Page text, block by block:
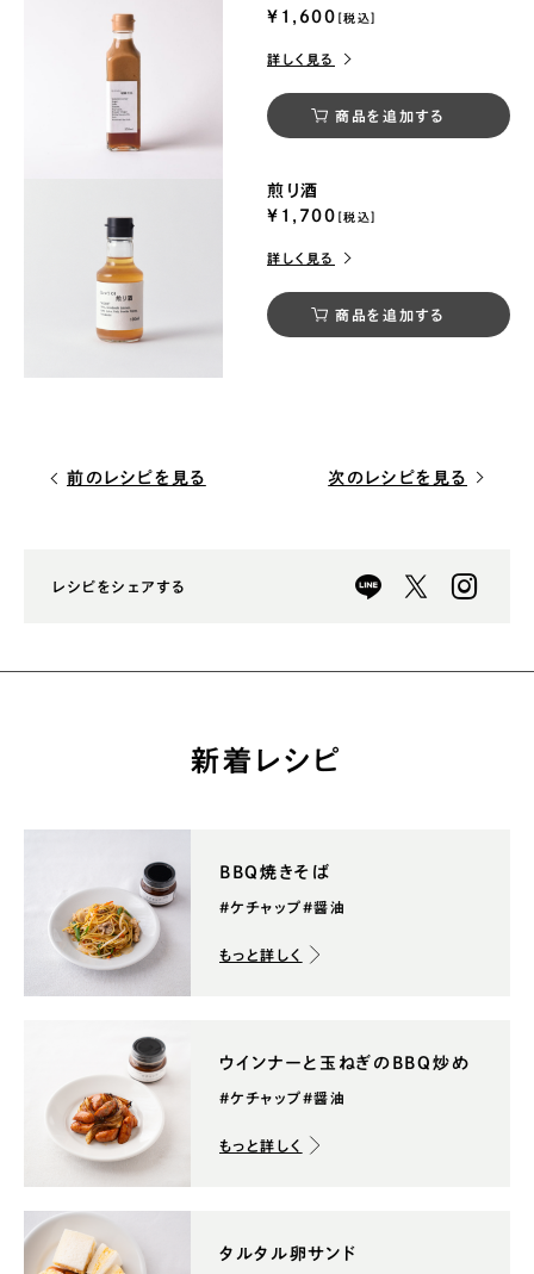
¥1,600 [税込]
詳しく見る
商品を追加する
煎り酒
¥1,700 [税込]
詳しく見る
商品を追加する
前のレシピを見る 次のレシピを見る
レシピをシェアする
新着レシピ
BBQ焼きそば
#ケチャップ#醤油
もっと詳しく
ウインナーと玉ねぎのBBQ炒め
#ケチャップ#醤油
もっと詳しく
タルタル卵サンド